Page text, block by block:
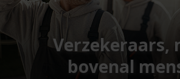
Verzekeraars,
bovenal